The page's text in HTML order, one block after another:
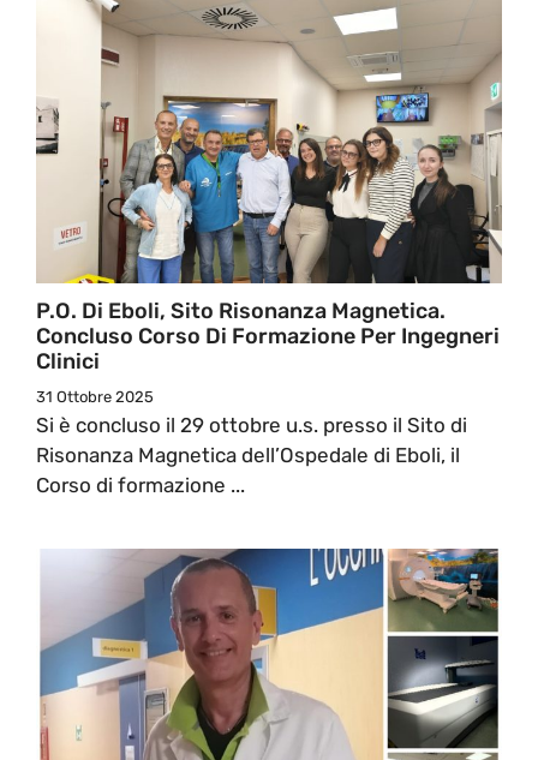
P.O. Di Eboli, Sito Risonanza Magnetica.
Concluso Corso Di Formazione Per Ingegneri
Clinici
31 Ottobre 2025
Si è concluso il 29 ottobre u.s. presso il Sito di
Risonanza Magnetica dell’Ospedale di Eboli, il
Corso di formazione ...